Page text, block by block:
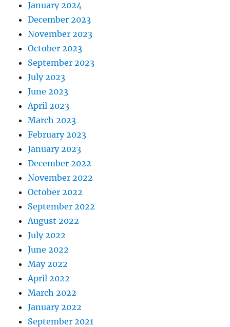
January 2024
December 2023
November 2023
October 2023
September 2023
July 2023
June 2023
April 2023
March 2023
February 2023
January 2023
December 2022
November 2022
October 2022
September 2022
August 2022
July 2022
June 2022
May 2022
April 2022
March 2022
January 2022
September 2021